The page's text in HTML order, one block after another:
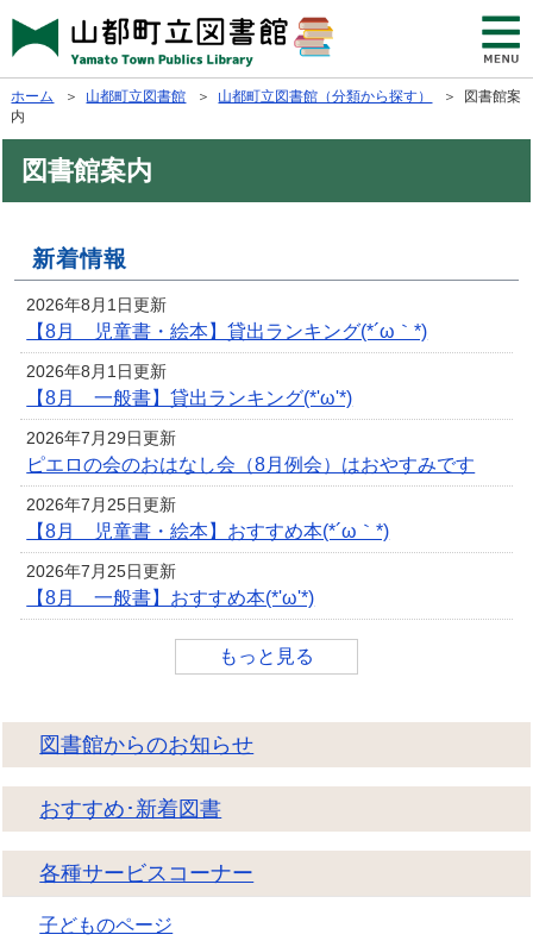
ホーム ＞ 山都町立図書館 ＞ 山都町立図書館（分類から探す）
＞ 図書館案
内
図書館案内
新着情報
2026年8月1日更新
【8月 児童書・絵本】貸出ランキング(*´ω｀*)
2026年8月1日更新
【8月 一般書】貸出ランキング(*'ω'*)
2026年7月29日更新
ピエロの会のおはなし会（8月例会）はおやすみです
2026年7月25日更新
【8月 児童書・絵本】おすすめ本(*´ω｀*)
2026年7月25日更新
【8月 一般書】おすすめ本(*'ω'*)
もっと見る
図書館からのお知らせ
おすすめ･新着図書
各種サービスコーナー
子どものページ